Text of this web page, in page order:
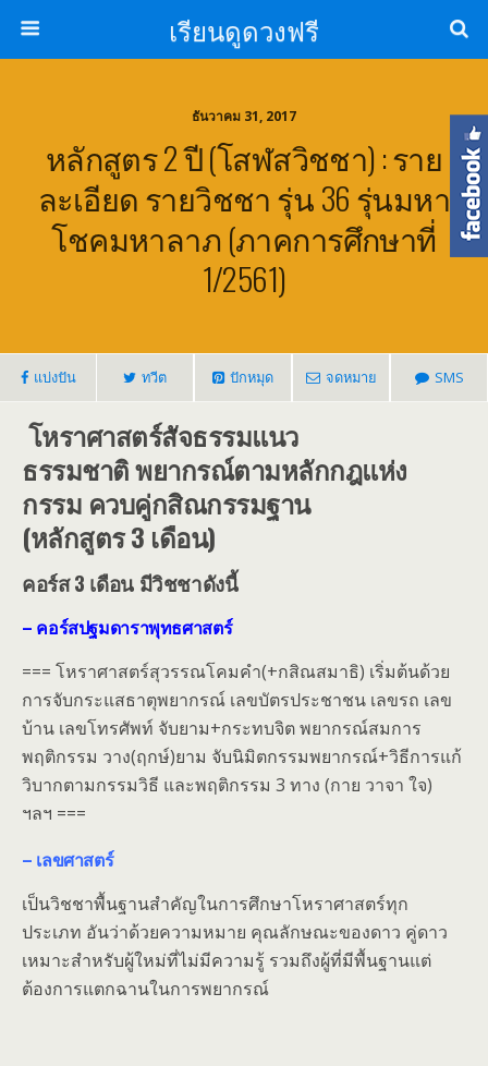
เรียนดูดวงฟรี
ธันวาคม 31, 2017
หลักสูตร 2 ปี (โสฬสวิชชา) : ราย
ละเอียด รายวิชชา รุ่น 36 รุ่นมหา
โชคมหาลาภ (ภาคการศึกษาที่
1/2561)
แบ่งปัน ทวีต ปักหมุด จดหมาย SMS
‪โหราศาสตร์สัจธรรมแนว
ธรรมชาติพยากรณ์ตามหลักกฎแห่ง
กรรม‬ ควบคู่กสิณกรรมฐาน
(หลักสูตร 3 เดือน)
คอร์ส 3 เดือน มีวิชชาดังนี้
– คอร์สปฐมดาราพุทธศาสตร์
=== โหราศาสตร์สุวรรณโคมคำ(+กสิณสมาธิ) เริ่มต้นด้วย
การจับกระแสธาตุพยากรณ์ เลขบัตรประชาชน เลขรถ เลข
บ้าน เลขโทรศัพท์ จับยาม+กระทบจิต พยากรณ์สมการ
พฤติกรรม วาง(ฤกษ์)ยาม จับนิมิตกรรมพยากรณ์+วิธีการแก้
วิบากตามกรรมวิธี และพฤติกรรม 3 ทาง (กาย วาจา ใจ)
ฯลฯ ===
– เลขศาสตร์
เป็นวิชชาพื้นฐานสำคัญในการศึกษาโหราศาสตร์ทุก
ประเภท อันว่าด้วยความหมาย คุณลักษณะของดาว คู่ดาว
เหมาะสำหรับผู้ใหม่ที่ไม่มีความรู้ รวมถึงผู้ที่มีพื้นฐานแต่
ต้องการแตกฉานในการพยากรณ์